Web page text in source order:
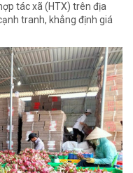
tác xã (HTX) trên địa
tranh, khẳng định giá